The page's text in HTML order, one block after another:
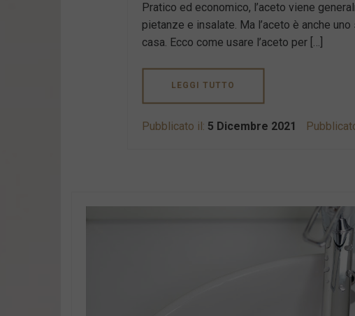
Pratico ed economico, l’aceto viene
pietanze e insalate. Ma l’aceto è anche
casa. Ecco come usare l’aceto per […]
LEGGI TUTTO
Pubblicato il: 5 Dicembre 2021